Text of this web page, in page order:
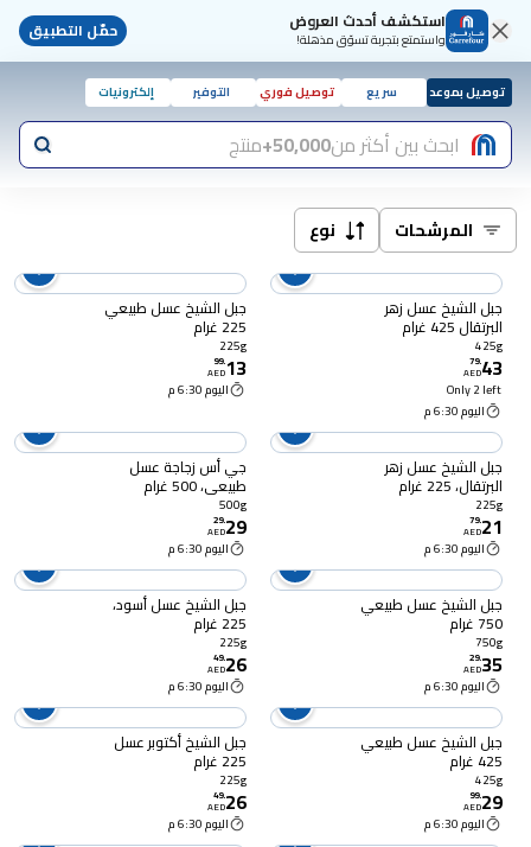
استكشف أحدث العروض
واستمتع بتجربة تسوّق مذهلة! حمّل التطبيق
توصيل بموعد سريع توصيل فوري التوفير إلكترونيات
ابحث بين أكثر من50,000+ منتج
المرشحات نوع
جبل الشيخ عسل زهر
البرتقال 425 غرام
425g
43
.
79
AED
Only 2 left
اليوم 6:30 م
جبل الشيخ عسل طبيعي
225 غرام
225g
13
.
99
AED
اليوم 6:30 م
جبل الشيخ عسل زهر
البرتقال، 225 غرام
225g
21
.
79
AED
اليوم 6:30 م
جي أس زجاجة عسل
طبيعي، 500 غرام
500g
29
.
29
AED
اليوم 6:30 م
جبل الشيخ عسل طبيعي
750 غرام
750g
35
.
29
AED
اليوم 6:30 م
جبل الشيخ عسل أسود،
225 غرام
225g
26
.
49
AED
اليوم 6:30 م
جبل الشيخ عسل طبيعي
425 غرام
425g
29
.
99
AED
اليوم 6:30 م
جبل الشيخ أكتوبر عسل
225 غرام
225g
26
.
49
AED
اليوم 6:30 م